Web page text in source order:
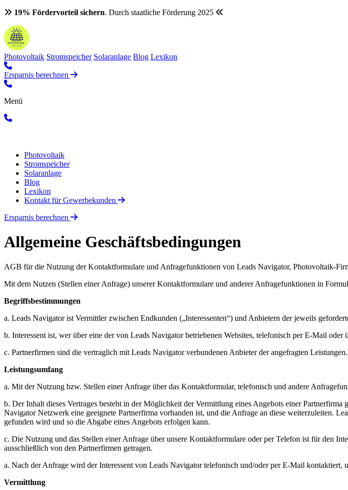
19% Fördervorteil sichern. Durch staatliche Förderung 2025
Photovoltaik Stromspeicher Solaranlage Blog Lexikon
Ersparnis berechnen
Menü
Photovoltaik
Stromspeicher
Solaranlage
Blog
Lexikon
Kontakt für Gewerbekunden
Ersparnis berechnen
Allgemeine Geschäfts­bedingungen
AGB für die Nutzung der Kontaktformulare und Anfragefunktionen von Leads Navigator, Photovoltaik-
Mit dem Nutzen (Stellen einer Anfrage) unserer Kontaktformulare und anderer Anfragefunktionen in
Begriffsbestimmungen
a. Leads Navigator ist Vermittler zwischen Endkunden („Interessenten“) und Anbietern der jeweils
b. Interessent ist, wer über eine der von Leads Navigator betriebenen Websites, telefonisch per E-Mail
c. Partnerfirmen sind die vertraglich mit Leads Navigator verbundenen Anbieter der angefragten Leistungen.
Leistungsumfang
a. Mit der Nutzung bzw. Stellen einer Anfrage über das Kontaktformular, telefonisch und andere
b. Der Inhalt dieses Vertrages besteht in der Möglichkeit der Vermittlung eines Angebots einer
Navigator Netzwerk eine geeignete Partnerfirma vorhanden ist, und die Anfrage an diese weiterzuleiten.
gefunden wird und so die Abgabe eines Angebots erfolgen kann.
c. Die Nutzung und das Stellen einer Anfrage über unsere Kontaktformulare oder per Telefon ist für den
ausschließlich von den Partnerfirmen getragen.
a. Nach der Anfrage wird der Interessent von Leads Navigator telefonisch und/oder per E-Mail
Vermittlung